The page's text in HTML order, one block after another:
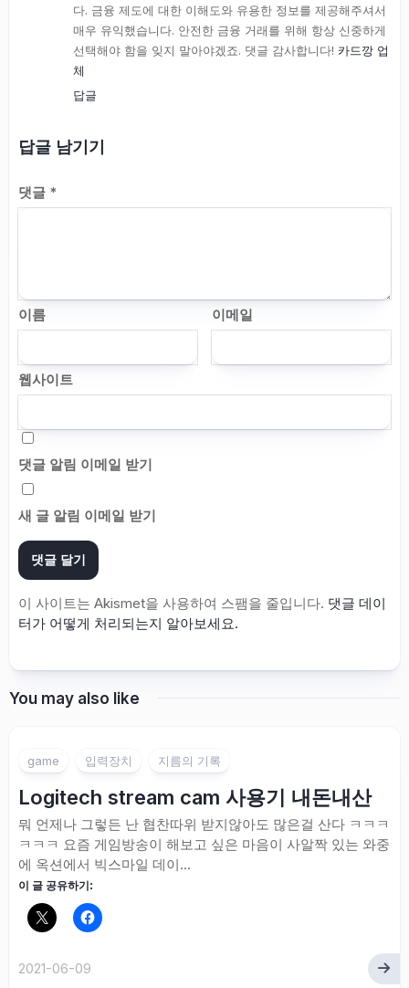
다. 금융 제도에 대한 이해도와 유용한 정보를 제공해주셔서
매우 유익했습니다. 안전한 금융 거래를 위해 항상 신중하게
선택해야 함을 잊지 말아야겠죠. 댓글 감사합니다! 카드깡 업
체
답글
답글 남기기
댓글 *
이름 이메일
웹사이트
댓글 알림 이메일 받기
새 글 알림 이메일 받기
이 사이트는 Akismet을 사용하여 스팸을 줄입니다. 댓글 데이
터가 어떻게 처리되는지 알아보세요.
You may also like
game 입력장치 지름의 기록
Logitech stream cam 사용기 내돈내산
뭐 언제나 그렇든 난 협찬따위 받지않아도 많은걸 산다 ㅋㅋㅋ
ㅋㅋㅋ 요즘 게임방송이 해보고 싶은 마음이 사알짝 있는 와중
에 옥션에서 빅스마일 데이...
이 글 공유하기:
2021-06-09